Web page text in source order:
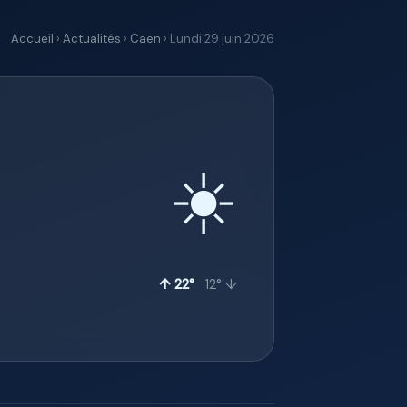
Accueil › Actualités › Caen › Lundi 29 juin 2026
☀️
↑ 22° 12° ↓